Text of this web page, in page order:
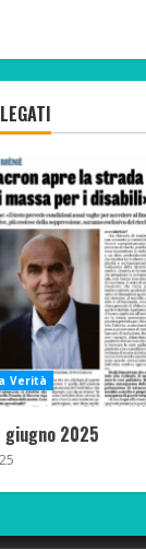
Verità
giugno 2025